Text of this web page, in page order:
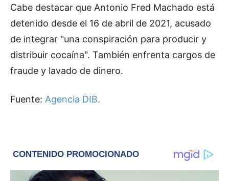
Cabe destacar que Antonio Fred Machado está
detenido desde el 16 de abril de 2021, acusado
de integrar "una conspiración para producir y
distribuir cocaína". También enfrenta cargos de
fraude y lavado de dinero.
Fuente: Agencia DIB.